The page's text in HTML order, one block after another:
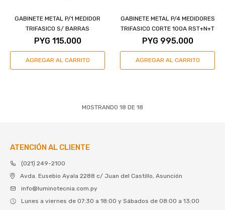
GABINETE METAL P/1 MEDIDOR
TRIFASICO S/ BARRAS
PYG 115.000
GABINETE METAL P/4 MEDIDORES
TRIFASICO CORTE 100A RST+N+T
PYG 995.000
MOSTRANDO 18 DE 18
ATENCIÓN AL CLIENTE
(021) 249-2100
Avda. Eusebio Ayala 2288 c/ Juan del Castillo, Asunción
info@luminotecnia.com.py
Lunes a viernes de 07:30 a 18:00 y Sábados de 08:00 a 13:00